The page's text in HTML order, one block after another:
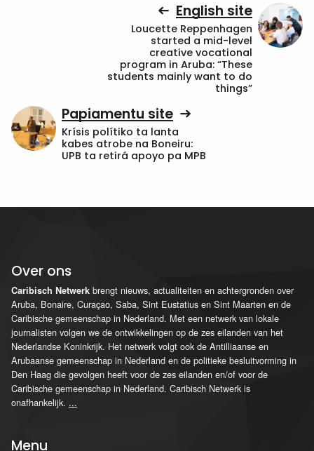
English site
Loucette Reppenhagen
started a mid-level
creative vocational
program in Aruba: “These
students mainly want to do
things”
Papiamentu site
Krísis polítiko ta lanta
kabes atrobe na Boneiru:
UPB ta retirá apoyo pa MPB
Over ons
Caribisch Netwerk brengt nieuws, actualiteiten en achtergronden over
Aruba, Bonaire, Curaçao, Saba, Sint Eustatius en Sint Maarten en de
Caribische gemeenschap in Nederland. Met een netwerk van lokale
journalisten volgen we de ontwikkelingen op de zes eilanden van het
Nederlandse Koninkrijk. Het netwerk volgt ook de Antilliaanse en
Arubaanse gemeenschap in Nederland en de politieke besluitvorming in
Den Haag die gevolgen heeft voor de zes eilanden en/of voor de
Caribische gemeenschap in Nederland. Caribisch Netwerk is
onafhankelijk. ...
Menu